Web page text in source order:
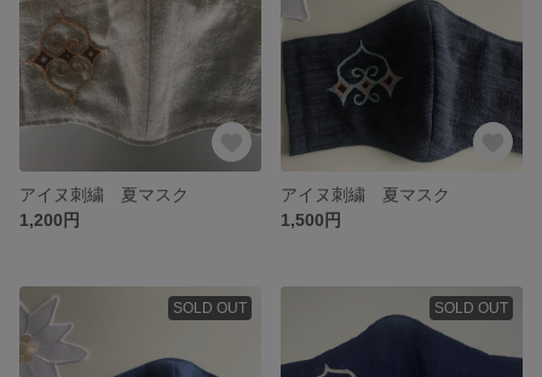
アイヌ刺繍 夏マスク
1,200円
アイヌ刺繍 夏マスク
1,500円
SOLD OUT SOLD OUT